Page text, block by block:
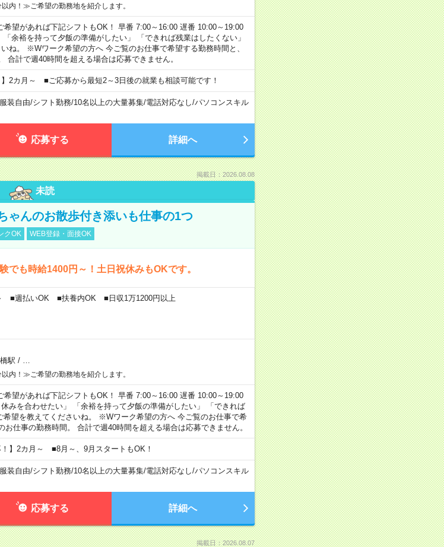
内！≫ご希望の勤務地を紹介します。
希望があれば下記シフトもOK！ 早番 7:00～16:00 遅番 10:00～19:00
「余裕を持って夕飯の準備がしたい」 「できれば残業はしたくない」
ね。 ※Wワーク希望の方へ 今ご覧のお仕事で希望する勤務時間と、
合計で週40時間を超える場合は応募できません。
】2カ月～ ■ご応募から最短2～3日後の就業も相談可能です！
装自由/シフト勤務/10名以上の大量募集/電話対応なし/パソコンスキル
応募する 詳細へ
掲載日：2026.08.08
未読
ゃんのお散歩付き添いも仕事の1つ
クOK WEB登録・面接OK
も時給1400円～！土日祝休みもOKです。
■週払いOK ■扶養内OK ■日収1万1200円以上
駅 /
内！≫ご希望の勤務地を紹介します。
希望があれば下記シフトもOK！ 早番 7:00～16:00 遅番 10:00～19:00
みを合わせたい」 「余裕を持って夕飯の準備がしたい」 「できれば
希望を教えてくださいね。 ※Wワーク希望の方へ 今ご覧のお仕事で希
お仕事の勤務時間。 合計で週40時間を超える場合は応募できません。
！】2カ月～ ■8月～、9月スタートもOK！
装自由/シフト勤務/10名以上の大量募集/電話対応なし/パソコンスキル
応募する 詳細へ
掲載日：2026.08.07